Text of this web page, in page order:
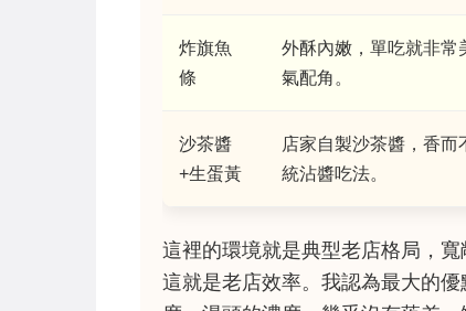
炸旗魚
條
外酥內嫩，單吃就非常
氣配角。
沙茶醬
+生蛋黃
店家自製沙茶醬，香
統沾醬吃法。
這裡的環境就是典型老店格局，
這就是老店效率。我認為最大的